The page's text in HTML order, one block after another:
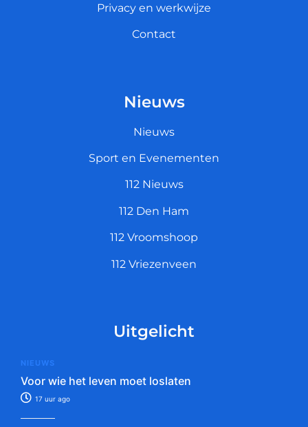
Privacy en werkwijze
Contact
Nieuws
Nieuws
Sport en Evenementen
112 Nieuws
112 Den Ham
112 Vroomshoop
112 Vriezenveen
Uitgelicht
NIEUWS
Voor wie het leven moet loslaten
17 uur ago